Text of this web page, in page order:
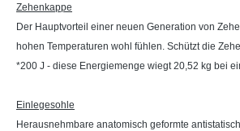
Zehenkappe
Der Hauptvorteil einer neuen Generation von
hohen Temperaturen wohl fühlen. Schützt die
*200 J - diese Energiemenge wiegt 20,52 kg bei
Einlegesohle
Herausnehmbare anatomisch geformte